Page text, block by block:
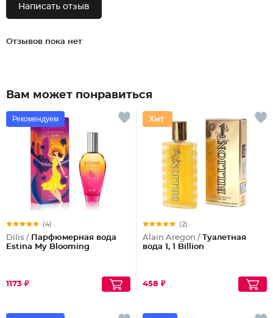
Написать отзыв
Отзывов пока нет
Вам может понравиться
Рекомендуем
(4)
Dilis / Парфюмерная вода
Estina My Blooming
1173 ₽
(2)
Alain Aregon / Туалетная
вода 1, 1 Billion
458 ₽